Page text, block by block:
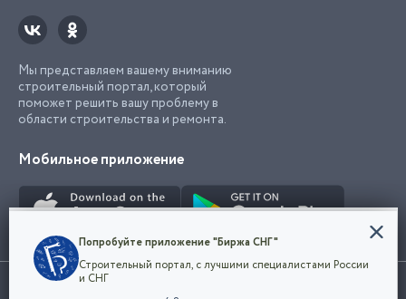
Мы представляем вашему вниманию
строительный портал, который
поможет решить вашу проблему в
области строительства и ремонта.
Мобильное приложение
Использование сайта, в том числе подача объявлений, означает
Конфиденциальность
Мы используем файлы cookie, чтобы сделать
наш сайт удобным для каждого
Попробуйте приложение "Биржа СНГ"
Строительный портал, с лучшими специалистами России
и СНГ